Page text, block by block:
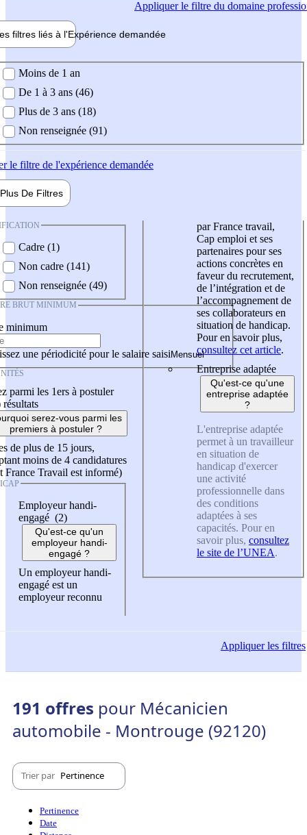
Appliquerle filtre du domaine
filtres liés à l'Expérience demandée
demandée
Moins de 1 an
De 1 à 3 ans (46)
Plus de 3 ans (18)
Non renseignée (91)
le filtre de l'expérience demandée
Plus De Filtres
Cadre (1)
Non cadre (141)
Non renseignée (49)
BRUT MINIMUM
minimum
une périodicité pour le salaire saisi
parmi les 1ers à postuler
résultats
serez-vous parmi les
premiers à postuler ?
de plus de 15 jours,
moins de 4 candidatures
France Travail est informé)
Employeur handi-
engagé (2)
Qu'est-ce qu'un
employeur handi-
engagé ?
Un employeur handi-
engagé est un
employeur reconnu
par France travail,
Cap emploi et ses
partenaires pour ses
actions concrètes en
faveur du recrutement,
de l’intégration et de
l’accompagnement de
ses collaborateurs en
situation de handicap.
Pour en savoir plus,
consultez cet article.
Entreprise adaptée
Qu'est-ce qu'une
entreprise adaptée
?
L'entreprise adaptée
permet à un travailleur
en situation de
handicap d'exercer
une activité
professionnelle dans
des conditions
adaptées à ses
capacités. Pour en
savoir plus, consultez
le site de l’UNEA.
Appliquerles filtres
191 offres pour Mécanicien
automobile - Montrouge (92120)
Trier par Pertinence
Pertinence
Date